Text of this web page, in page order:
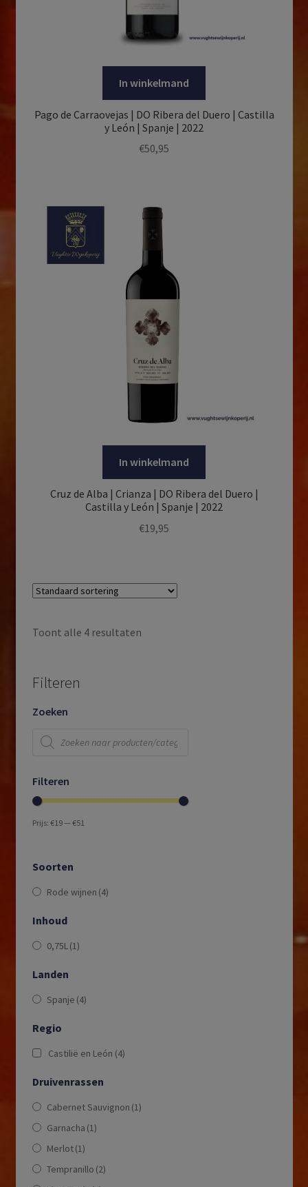
In winkelmand
Pago de Carraovejas | DO Ribera del Duero | Castilla
y León | Spanje | 2022
€50,95
In winkelmand
Cruz de Alba | Crianza | DO Ribera del Duero |
Castilla y León | Spanje | 2022
€19,95
Toont alle 4 resultaten
Filteren
Zoeken
Producten
zoeken
Filteren
Prijs: €19— €51
Soorten
Rode wijnen (4)
Inhoud
0,75L(1)
Landen
Spanje (4)
Regio
Castilië en León (4)
Druivenrassen
Cabernet Sauvignon (1)
Garnacha (1)
Merlot(1)
Tempranillo (2)